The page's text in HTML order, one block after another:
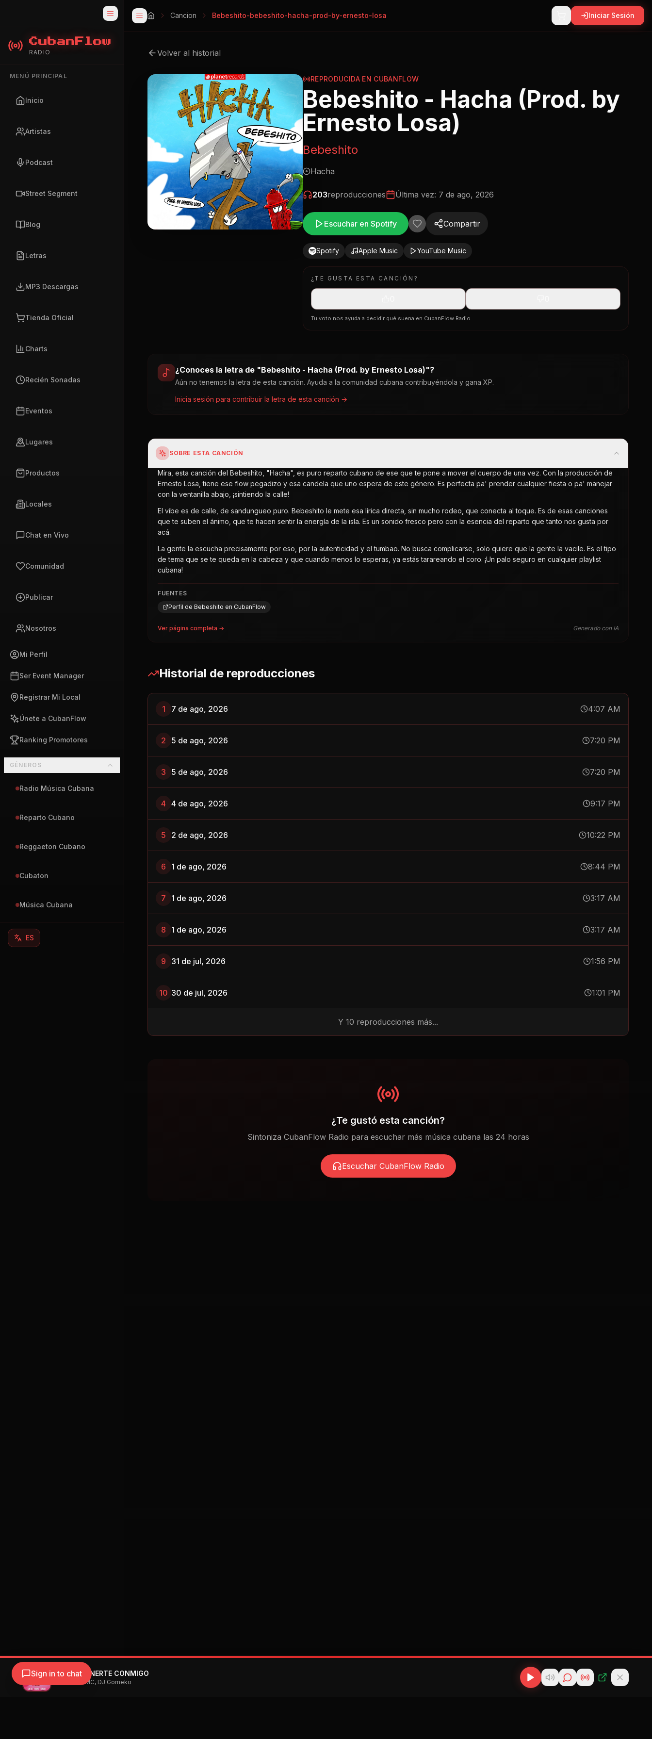
CubanFlow
RADIO
MENÚ PRINCIPAL
Inicio
Artistas
Podcast
Street Segment
Blog
Letras
MP3 Descargas
Tienda Oficial
Charts
Recién Sonadas
Eventos
Lugares
Productos
Locales
Chat en Vivo
Comunidad
Publicar
Nosotros
Mi Perfil
Ser Event Manager
Registrar Mi Local
Únete a CubanFlow
Ranking Promotores
GÉNEROS
Radio Música Cubana
Reparto Cubano
Reggaeton Cubano
Cubaton
Música Cubana
ES
Cancion Bebeshito-bebeshito-hacha-prod-by-ernesto-losa Iniciar Sesión
Volver al historial
REPRODUCIDA EN CUBANFLOW
Bebeshito - Hacha (Prod. by
Ernesto Losa)
Bebeshito
Hacha
203reproducciones Última vez: 7 de ago, 2026
Escuchar en Spotify Compartir
Spotify Apple Music YouTube Music
¿TE GUSTA ESTA CANCIÓN?
Tu voto nos ayuda a decidir qué suena en CubanFlow Radio.
¿Conoces la letra de "Bebeshito - Hacha (Prod. by Ernesto Losa)"?
Aún no tenemos la letra de esta canción. Ayuda a la comunidad cubana contribuyéndola y gana XP.
Inicia sesión para contribuir la letra de esta canción →
SOBRE ESTA CANCIÓN
Mira, esta canción del Bebeshito, "Hacha", es puro reparto cubano de ese que te pone a mover el cuerpo de una vez. Con la producción de
Ernesto Losa, tiene ese flow pegadizo y esa candela que uno espera de este género. Es perfecta pa' prender cualquier fiesta o pa' manejar
con la ventanilla abajo, ¡sintiendo la calle!
El vibe es de calle, de sandungueo puro. Bebeshito le mete esa lírica directa, sin mucho rodeo, que conecta al toque. Es de esas canciones
que te suben el ánimo, que te hacen sentir la energía de la isla. Es un sonido fresco pero con la esencia del reparto que tanto nos gusta por
acá.
La gente la escucha precisamente por eso, por la autenticidad y el tumbao. No busca complicarse, solo quiere que la gente la vacile. Es el tipo
de tema que se te queda en la cabeza y que cuando menos lo esperas, ya estás tarareando el coro. ¡Un palo seguro en cualquier playlist
cubana!
FUENTES
Perfil de Bebeshito en CubanFlow
Ver página completa → Generado con IA
Historial de reproducciones
1 7 de ago, 2026 4:07 AM
2 5 de ago, 2026 7:20 PM
3 5 de ago, 2026 7:20 PM
4 4 de ago, 2026 9:17 PM
5 2 de ago, 2026 10:22 PM
6 1 de ago, 2026 8:44 PM
7 1 de ago, 2026 3:17 AM
8 1 de ago, 2026 3:17 AM
9 31 de jul, 2026 1:56 PM
10 30 de jul, 2026 1:01 PM
Y 10 reproducciones más...
¿Te gustó esta canción?
Sintoniza CubanFlow Radio para escuchar más música cubana las 24 horas
Escuchar CubanFlow Radio
Las 2K - TENERTE CONMIGO
Las 2K, Yoe MC, DJ Gomeko
Sign in to chat